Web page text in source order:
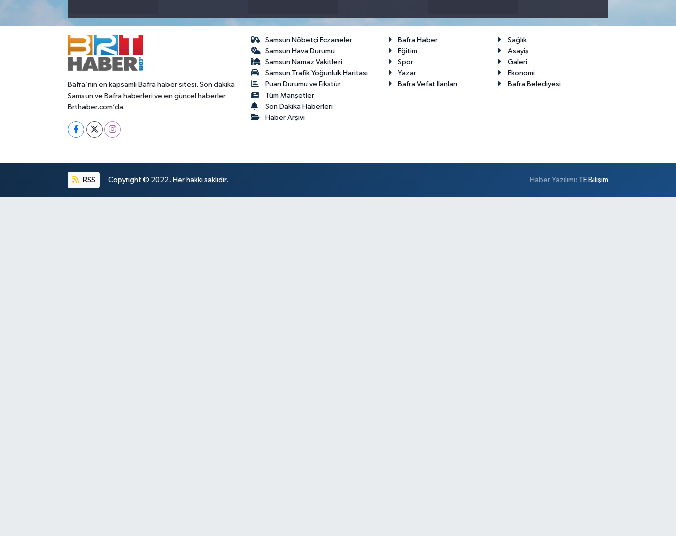
Bafra’nın en kapsamlı Bafra haber sitesi. Son dakika
Samsun ve Bafra haberleri ve en güncel haberler
Brthaber.com’da
Samsun Nöbetçi Eczaneler
Samsun Hava Durumu
Samsun Namaz Vakitleri
Samsun Trafik Yoğunluk Haritası
Puan Durumu ve Fikstür
Tüm Manşetler
Son Dakika Haberleri
Haber Arşivi
Bafra Haber
Sağlık
Eğitim
Asayiş
Spor
Galeri
Yazar
Ekonomi
Bafra Vefat İlanları
Bafra Belediyesi
RSS Copyright © 2022. Her hakkı saklıdır. Haber Yazılımı: TE Bilişim